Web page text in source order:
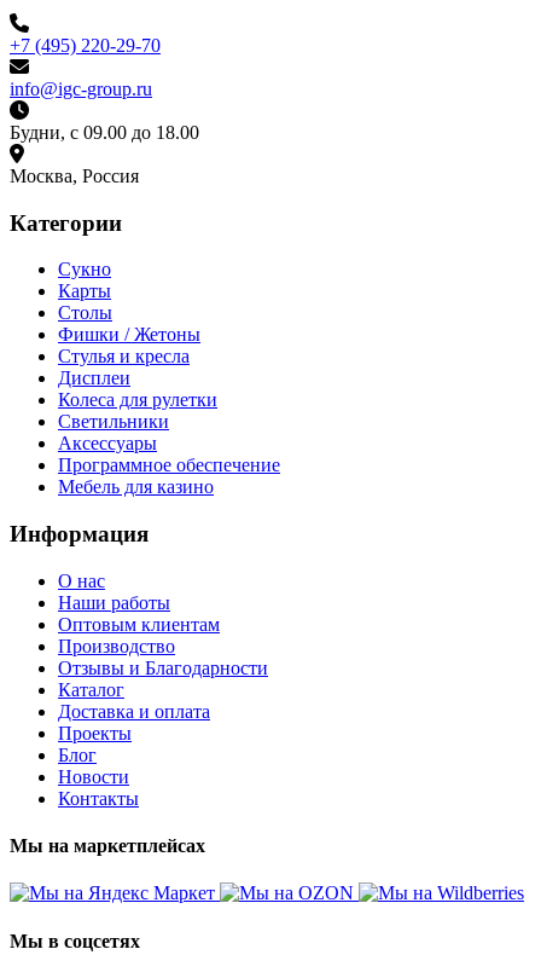
+7 (495) 220-29-70
info@igc-group.ru
Будни, с 09.00 до 18.00
Москва, Россия
Категории
Сукно
Карты
Столы
Фишки / Жетоны
Стулья и кресла
Дисплеи
Колеса для рулетки
Светильники
Аксессуары
Программное обеспечение
Мебель для казино
Информация
О нас
Наши работы
Оптовым клиентам
Производство
Отзывы и Благодарности
Каталог
Доставка и оплата
Проекты
Блог
Новости
Контакты
Мы на маркетплейсах
Мы в соцсетях